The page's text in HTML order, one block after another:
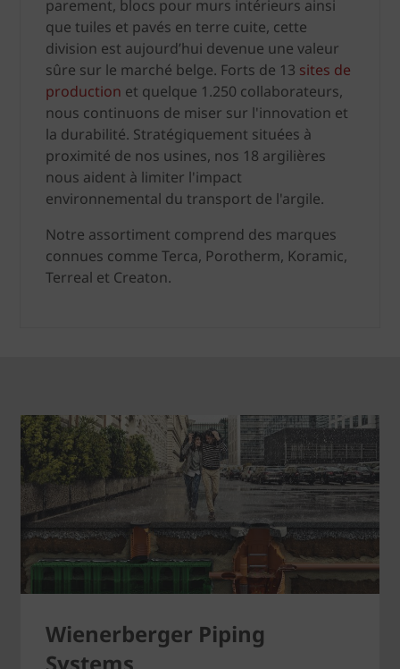
parement, blocs pour murs intérieurs ainsi
que tuiles et pavés en terre cuite, cette
division est aujourd’hui devenue une valeur
sûre sur le marché belge. Forts de 13 sites de
production et quelque 1.250 collaborateurs,
nous continuons de miser sur l'innovation et
la durabilité. Stratégiquement situées à
proximité de nos usines, nos 18 argilières
nous aident à limiter l'impact
environnemental du transport de l'argile.
Notre assortiment comprend des marques
connues comme Terca, Porotherm, Koramic,
Terreal et Creaton.
Wienerberger Piping